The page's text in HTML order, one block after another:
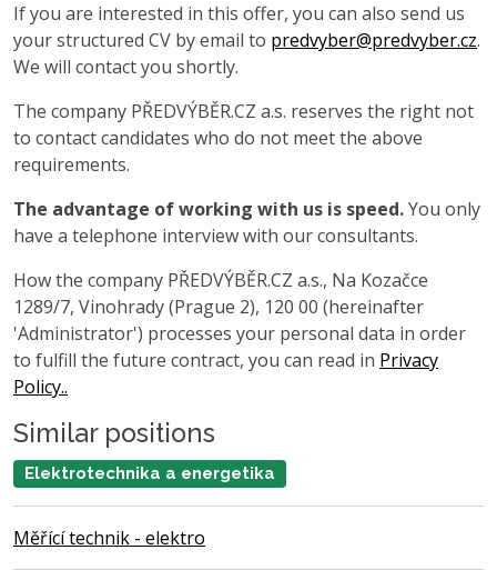
If you are interested in this offer, you can also send us
your structured CV by email to predvyber@predvyber.cz.
We will contact you shortly.
The company PŘEDVÝBĚR.CZ a.s. reserves the right not
to contact candidates who do not meet the above
requirements.
The advantage of working with us is speed.You only
have a telephone interview with our consultants.
How the company PŘEDVÝBĚR.CZ a.s., Na Kozačce
1289/7, Vinohrady (Prague 2), 120 00 (hereinafter
'Administrator') processes your personal data in order
to fulfill the future contract, you can read in Privacy
Policy..
Similar positions
Elektrotechnika a energetika
Měřící technik - elektro